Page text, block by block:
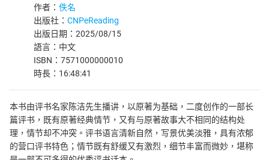
作者： 佚名
出版社： CNPeReading
出版日期：2025/08/15
語言：中文
ISBN：7571000000010
時長：16:48:41
本书由评书名家陈洁先生播讲，以原著为基础，二度创作的一部长
篇评书，既有原著经典情节，又有与原著故事大不相同的结构处
理，情节却不冲突。评书语言清新自然，写景优美淡雅，具有浓郁
的营口评书特色；情节既有舒缓又有激烈，细节丰富而微妙，堪称